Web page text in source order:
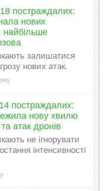
постраждалих:
нових
найбільше
залишатися
нових атак.
постраждалих:
нову хвилю
атак дронів
не ігнорувати
інтенсивності